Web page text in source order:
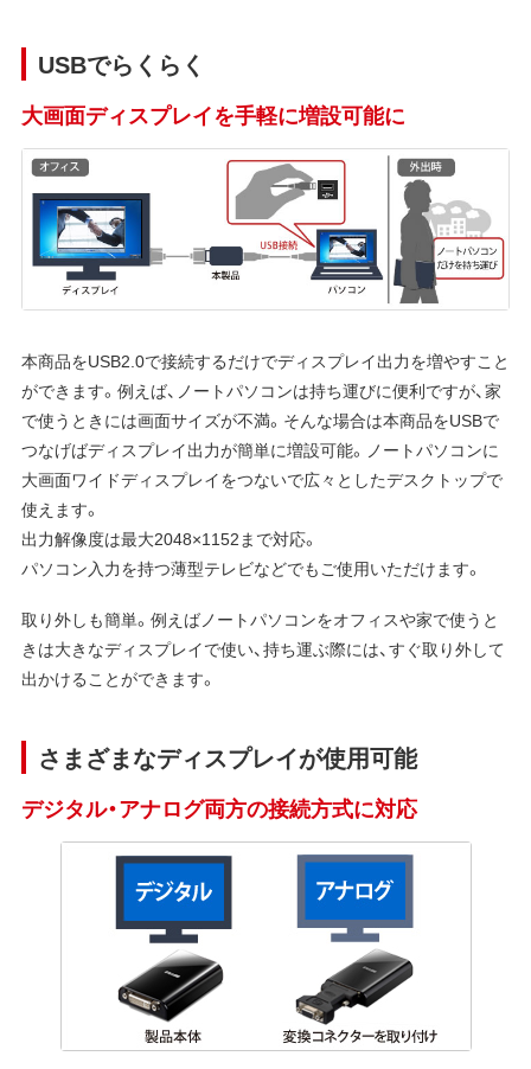
USBでらくらく
大画面ディスプレイを手軽に増設可能に
本商品をUSB2.0で接続するだけでディスプレイ出力を増やすこと
ができます。例えば、ノートパソコンは持ち運びに便利ですが、家
で使うときには画面サイズが不満。そんな場合は本商品をUSBで
つなげばディスプレイ出力が簡単に増設可能。ノートパソコンに
大画面ワイドディスプレイをつないで広々としたデスクトップで
使えます。
出力解像度は最大2048×1152まで対応。
パソコン入力を持つ薄型テレビなどでもご使用いただけます。
取り外しも簡単。例えばノートパソコンをオフィスや家で使うと
きは大きなディスプレイで使い、持ち運ぶ際には、すぐ取り外して
出かけることができます。
さまざまなディスプレイが使用可能
デジタル・アナログ両方の接続方式に対応